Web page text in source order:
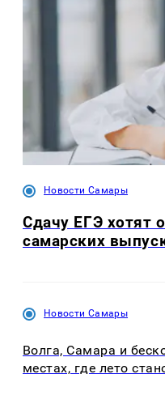
Новости Самары
Сдачу ЕГЭ хотят
самарских
Новости Самары
Волга, Самара и
местах, где лето